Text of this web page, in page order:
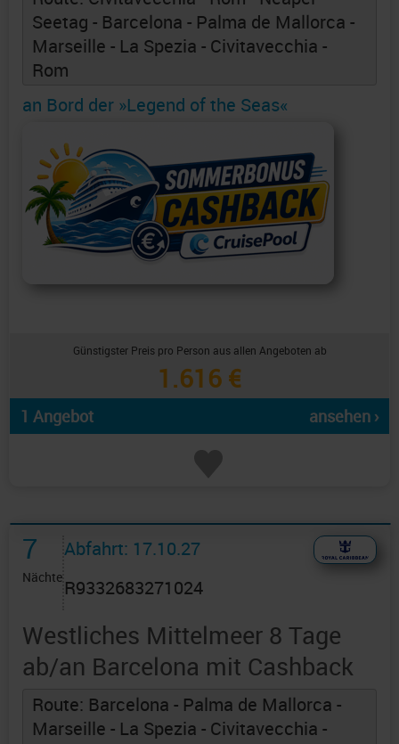
Seetag - Barcelona - Palma de Mallorca -
Marseille - La Spezia - Civitavecchia -
Rom
an Bord der »Legend of the Seas«
Günstigster Preis pro Person aus allen Angeboten ab
1.616 €
1 Angebot ansehen ›
7
Nächte
Abfahrt: 17.10.27
R9332683271024
Westliches Mittelmeer 8 Tage
ab/an Barcelona mit Cashback
Route: Barcelona - Palma de Mallorca -
Marseille - La Spezia - Civitavecchia -